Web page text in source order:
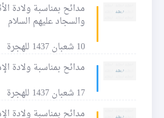
مدائح بمناسبة ولادة
والسجاد عليهم السلام
10 شعبان 1437 للهجرة
مدائح بمناسبة ولادة
17 شعبان 1437 للهجرة
مدائح بمناسبة ولادة